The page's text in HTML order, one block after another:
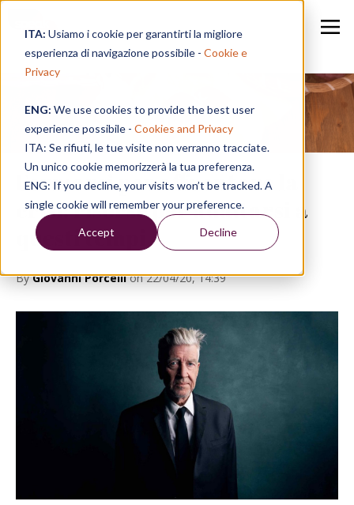
ITA: Usiamo i cookie per garantirti la migliore
esperienza di navigazione possibile - Cookie e
Privacy
ENG: We use cookies to provide the best user
experience possibile - Cookies and Privacy
ITA: Se rifiuti, le tue visite non verranno tracciate.
Un unico cookie memorizzerà la tua preferenza.
ENG: If you decline, your visits won’t be tracked. A
single cookie will remember your preference.
Accept Decline
Speak in a Week
Formarsi per affrontare la
crisi: risorse per adattarsi a
questi tempi
ByGiovanni Porcellion 22/04/20, 14:39